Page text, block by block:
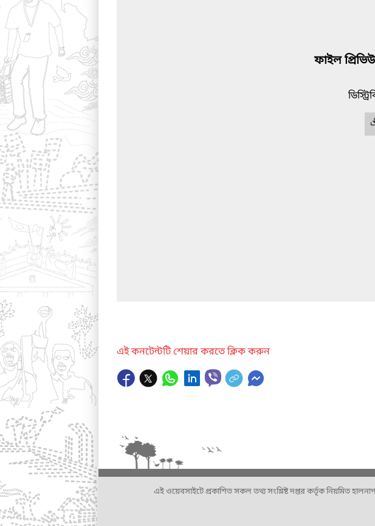
ফাইল
এই কনটেন্টটি শেয়ার করতে ক্লিক করুন
এই ওয়েবসাইটে প্রকাশিত সকল তথ্য সংশ্লিষ্ট দপ্তর কর্তৃক নিয়মিত